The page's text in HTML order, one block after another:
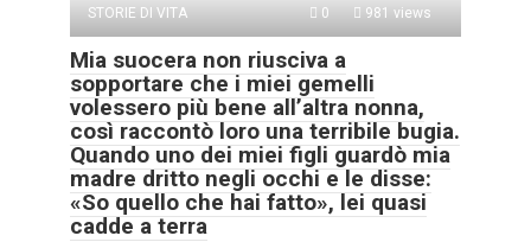
STORIE DI VITA
0 981 views
Mia suocera non riusciva a
sopportare che i miei gemelli
volessero più bene all’altra nonna,
così raccontò loro una terribile bugia.
Quando uno dei miei figli guardò mia
madre dritto negli occhi e le disse:
«So quello che hai fatto», lei quasi
cadde a terra